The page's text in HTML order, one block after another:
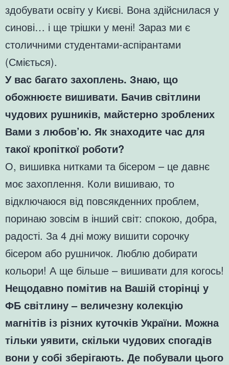
здобувати освіту у Києві. Вона здійснилася у
синові… і ще трішки у мені! Зараз ми є
столичними студентами-аспірантами
(Сміється).
У вас багато захоплень. Знаю, що
обожнюєте вишивати. Бачив світлини
чудових рушників, майстерно зроблених
Вами з любов’ю. Як знаходите час для
такої кропіткої роботи?
О, вишивка нитками та бісером – це давнє
моє захоплення. Коли вишиваю, то
відключаюся від повсякденних проблем,
поринаю зовсім в інший світ: спокою, добра,
радості. За 4 дні можу вишити сорочку
бісером або рушничок. Люблю добирати
кольори! А ще більше – вишивати для когось!
Нещодавно помітив на Вашій сторінці у
ФБ світлину – величезну колекцію
магнітів із різних куточків України. Можна
тільки уявити, скільки чудових спогадів
вони у собі зберігають. Де побували цього